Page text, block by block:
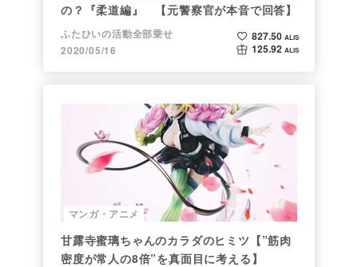
の？『柔道編』 【元警察官が本音で回答】
ふたひいの活動全部乗せ
2020/05/16
827.50 ALIS
125.92 ALIS
マンガ・アニメ
甘露寺蜜璃ちゃんのカラダのヒミツ【”筋肉
密度が常人の8倍”を真面目に考える】